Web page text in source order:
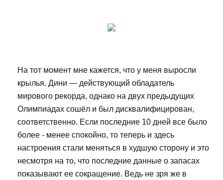
На тот момент мне кажется, что у меня выросли
крылья. Дини — действующий обладатель
мирового рекорда, однако на двух предыдущих
Олимпиадах сошёл и был дисквалифицирован,
соответственно. Если последние 10 дней все было
более - менее спокойно, то теперь и здесь
настроения стали меняться в худшую сторону и это
несмотря на то, что последние данные о запасах
показывают ее сокращение. Ведь не зря же в